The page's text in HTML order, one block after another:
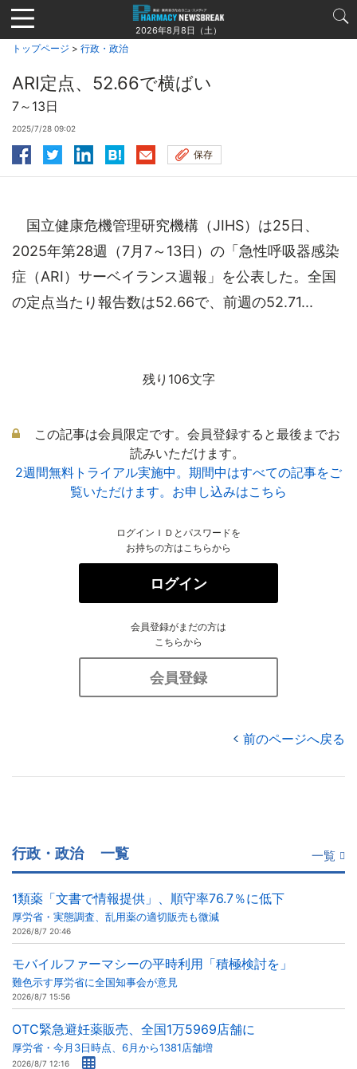
Jump
to
navigation
2026年8月8日（土）
トップページ > 行政・政治
ARI定点、52.66で横ばい
7～13日
2025/7/28 09:02
保存
国立健康危機管理研究機構（JIHS）は25日、
2025年第28週（7月7～13日）の「急性呼吸器感染
症（ARI）サーベイランス週報」を公表した。全国
の定点当たり報告数は52.66で、前週の52.71...
残り106文字
この記事は会員限定です。会員登録すると最後までお
読みいただけます。
2週間無料トライアル実施中。期間中はすべての記事をご
覧いただけます。お申し込みはこちら
ログインＩＤとパスワードを
お持ちの方はこちらから
ログイン
会員登録がまだの方は
こちらから
会員登録
前のページへ戻る
行政・政治 一覧 一覧
1類薬「文書で情報提供」、順守率76.7％に低下
厚労省・実態調査、乱用薬の適切販売も微減
2026/8/7 20:46
モバイルファーマシーの平時利用「積極検討を」
難色示す厚労省に全国知事会が意見
2026/8/7 15:56
OTC緊急避妊薬販売、全国1万5969店舗に
厚労省・今月3日時点、6月から1381店舗増
2026/8/7 12:16